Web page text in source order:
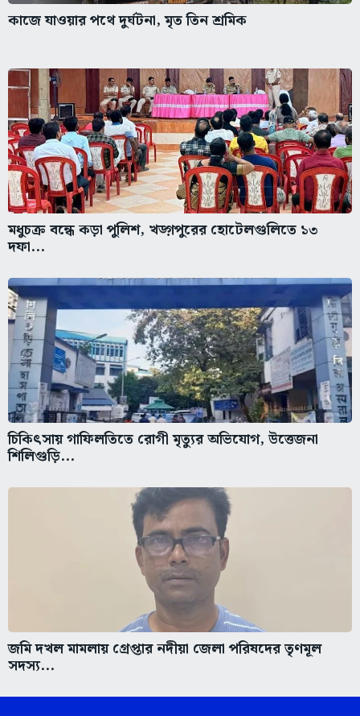
কাজে যাওয়ার পথে দুর্ঘটনা, মৃত তিন শ্রমিক
মধুচক্র বন্ধে কড়া পুলিশ, খড়্গপুরের হোটেলগুলিতে ১৩
দফা...
চিকিৎসায় গাফিলতিতে রোগী মৃত্যুর অভিযোগ, উত্তেজনা
শিলিগুড়ি...
জমি দখল মামলায় গ্রেপ্তার নদীয়া জেলা পরিষদের তৃণমূল
সদস্য...